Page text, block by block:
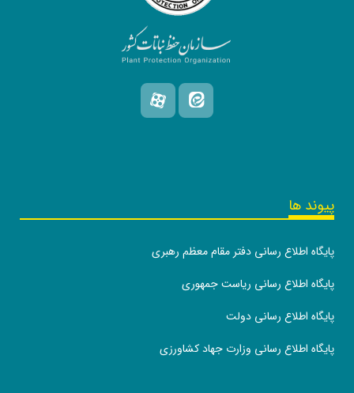
پیوند ها
پایگاه اطلاع رسانی دفتر مقام معظم رهبری
پایگاه اطلاع رسانی ریاست جمهوری
پایگاه اطلاع رسانی دولت
پایگاه اطلاع رسانی وزارت جهاد کشاورزی